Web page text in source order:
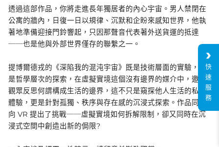
透過這部作品，你將走進長年獨居者的內心宇宙。男人禁閉在
公寓的牆內，日復一日以規律、沉默和企盼來感知世界，他執
著地準備迎接門鈴響起，只因那聲音代表著外送貨運的抵達
──也是他與外部世界僅存的聯繫之一。
提博爾德戎的《深陷我的混沌宇宙》既是技術層面的實驗，也
是哲學層次的探索，在虛擬實境這個沒有邊界的媒介中，邀請
觀眾反思何謂構成生活的邊界，這不只是窺探他人生活的私密
體驗，更是針對孤獨、秩序與存在感的沉浸式探索。作品同時
向 VR 提出了挑戰──虛擬實境如何拆解限制，卻又同時在沉
浸式空間中創造出新的侷限?
快
速
服
務